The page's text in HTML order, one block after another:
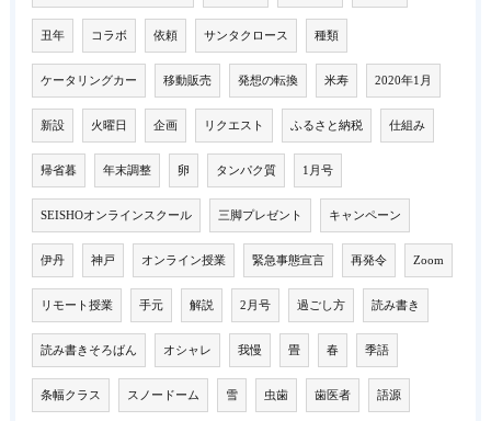
丑年 コラボ 依頼 サンタクロース 種類
ケータリングカー 移動販売 発想の転換 米寿 2020年1月
新設 火曜日 企画 リクエスト ふるさと納税 仕組み
帰省暮 年末調整 卵 タンパク質 1月号
SEISHOオンラインスクール 三脚プレゼント キャンペーン
伊丹 神戸 オンライン授業 緊急事態宣言 再発令 Zoom
リモート授業 手元 解説 2月号 過ごし方 読み書き
読み書きそろばん オシャレ 我慢 畳 春 季語
条幅クラス スノードーム 雪 虫歯 歯医者 語源